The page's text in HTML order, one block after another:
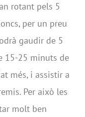
rotant pels 5
per un preu
gaudir de 5
15-25 minuts de
més, i assistir a
Per això les
molt ben